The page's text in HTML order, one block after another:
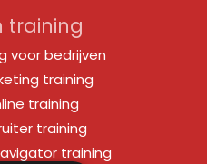
training
voor bedrijven
training
training
training
training